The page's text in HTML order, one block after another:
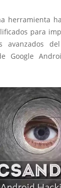
herramienta
para
avanzados
Google